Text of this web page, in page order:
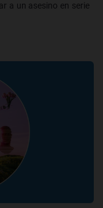
a un asesino en serie